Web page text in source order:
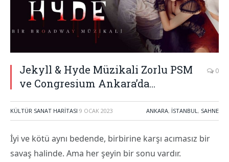
Jekyll & Hyde Müzikali Zorlu PSM
ve Congresium Ankara’da…
0
KÜLTÜR SANAT HARITASI 9 OCAK 2023 ANKARA, İSTANBUL, SAHNE
İyi ve kötü aynı bedende, birbirine karşı acımasız bir
savaş halinde. Ama her şeyin bir sonu vardır.